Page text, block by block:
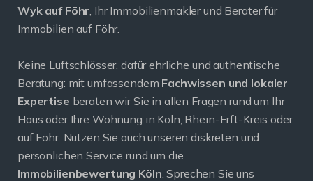
Wyk auf Föhr, Ihr Immobilienmakler und Berater für
Immobilien auf Föhr.
Keine Luftschlösser, dafür ehrliche und authentische
Beratung: mit umfassendem Fachwissen und lokaler
Expertise beraten wir Sie in allen Fragen rund um Ihr
Haus oder Ihre Wohnung in Köln, Rhein-Erft-Kreis oder
auf Föhr. Nutzen Sie auch unseren diskreten und
persönlichen Service rund um die
Immobilienbewertung Köln. Sprechen Sie uns